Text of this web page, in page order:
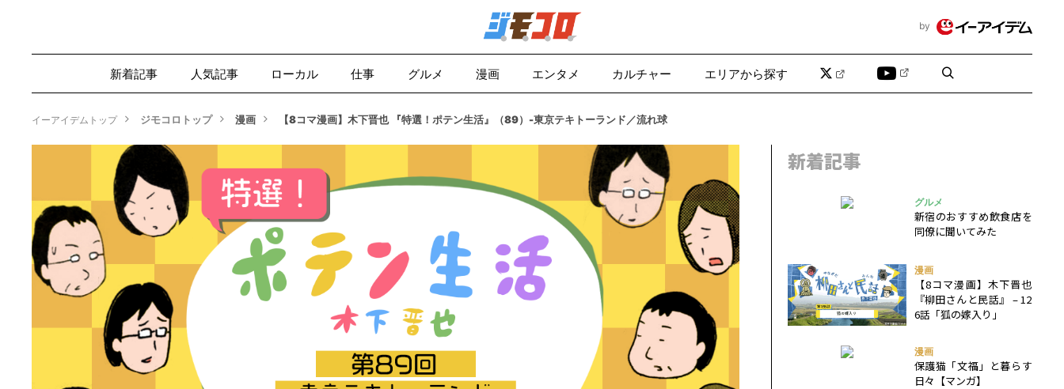
by
新着記事 人気記事 ローカル 仕事 グルメ 漫画 エンタメ カルチャー エリアから探す
イーアイデムトップ ジモコロトップ 漫画 【8コマ漫画】木下晋也 『特選！ポテン生活』（89）-東京テキトーランド／流れ球
新着記事
グルメ
新宿のおすすめ飲食店を
同僚に聞いてみた
漫画
【8コマ漫画】木下晋也
『柳田さんと民話』 – 12
6話「狐の嫁入り」
漫画
保護猫「文福」と暮らす
日々【マンガ】